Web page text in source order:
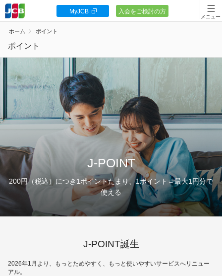
会員向け情報
JCBカードの基本
ポイント・優待
安全・安心
カードローン
加盟店のお客様
入会をご検討の方
MyJCB
ホーム ポイント
ポイント
J-POINT
200円（税込）につき1ポイントたまり、1ポイント＝最大1円分で
使える
J-POINT誕生
2026年1月より、もっとためやすく、もっと使いやすいサービスへリニュー
アル。